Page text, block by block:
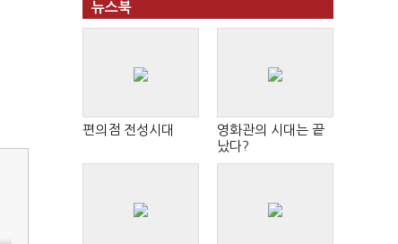
뉴스북
편의점 전성시대
영화관의 시대는 끝
났다?